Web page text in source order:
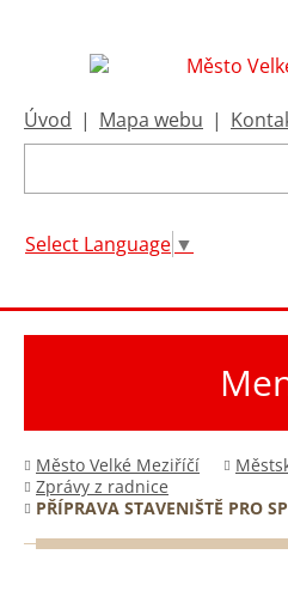
Úvod | Mapa webu |
Select Language ▼
Město Velké Meziříčí
Zprávy z radnice
PŘÍPRAVA STAVENIŠTĚ PRO